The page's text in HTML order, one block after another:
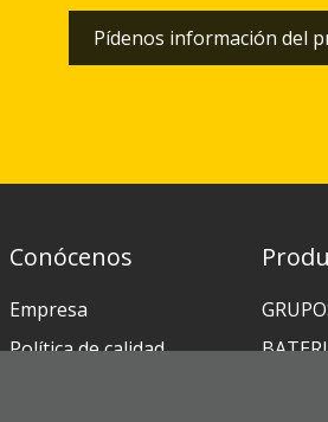
Pídenos información del
Conócenos
Empresa
Política de calidad